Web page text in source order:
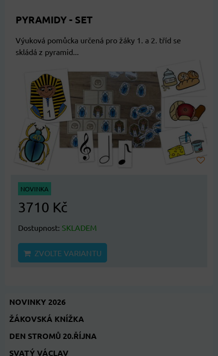
PYRAMIDY - SET
Výuková pomůcka určená pro žáky 1. a 2. tříd se
skládá z pyramid...
NOVINKA
3710 Kč
Dostupnost: SKLADEM
ZVOLTE VARIANTU
NOVINKY 2026
ŽÁKOVSKÁ KNÍŽKA
DEN STROMŮ 20.ŘÍJNA
SVATÝ VÁCLAV